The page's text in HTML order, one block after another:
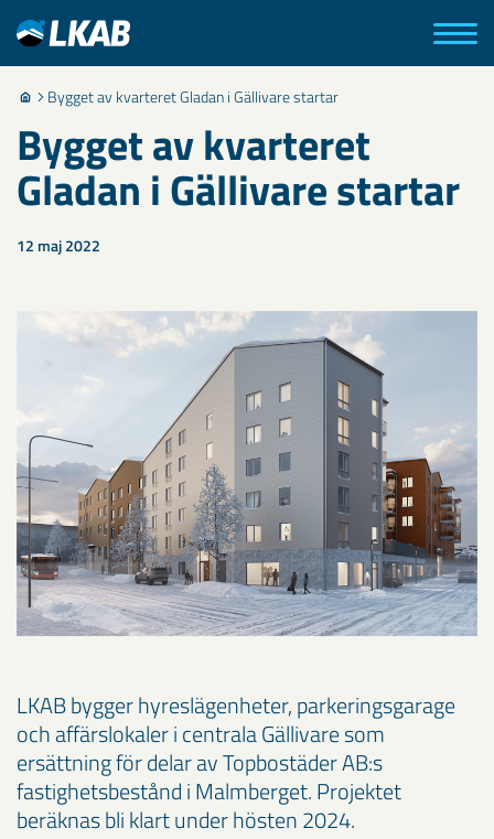
Bygget av kvarteret Gladan i Gällivare startar
Bygget av kvarteret
Gladan i Gällivare startar
12 maj 2022
LKAB bygger hyreslägenheter, parkeringsgarage
och affärslokaler i centrala Gällivare som
ersättning för delar av Topbostäder AB:s
fastighetsbestånd i Malmberget. Projektet
beräknas bli klart under hösten 2024.